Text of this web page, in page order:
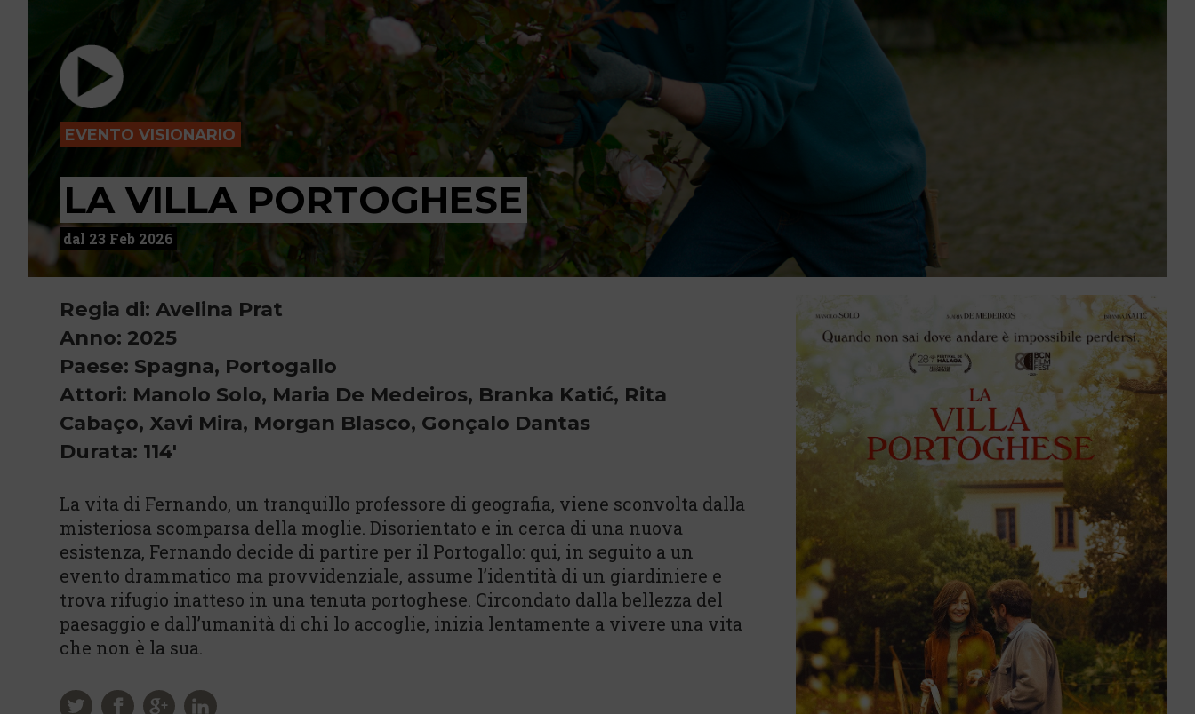
EVENTO VISIONARIO
LA VILLA PORTOGHESE
dal 23 Feb 2026
Regia di: Avelina Prat
Anno: 2025
Paese: Spagna, Portogallo
Attori: Manolo Solo, Maria De Medeiros, Branka Katić, Rita
Cabaço, Xavi Mira, Morgan Blasco, Gonçalo Dantas
Durata: 114'
La vita di Fernando, un tranquillo professore di geografia, viene sconvolta dalla
misteriosa scomparsa della moglie. Disorientato e in cerca di una nuova
esistenza, Fernando decide di partire per il Portogallo: qui, in seguito a un
evento drammatico ma provvidenziale, assume l’identità di un giardiniere e
trova rifugio inatteso in una tenuta portoghese. Circondato dalla bellezza del
paesaggio e dall’umanità di chi lo accoglie, inizia lentamente a vivere una vita
che non è la sua.